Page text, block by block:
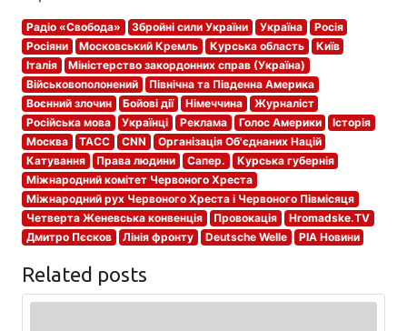
Радіо «Свобода» Збройні сили України Україна
Росія
Росіяни
Московський Кремль Курська область
Київ
Італія
Міністерство закордонних справ (Україна)
Військовополонений
Північна та Південна Америка
Воєнний злочин
Бойові дії Німеччина
Журналіст
Російська мова
Українці Реклама Голос Америки
Історія
Москва
ТАСС CNN
Організація Об'єднаних Націй
Катування
Права людини Сапер.
Курська губернія
Міжнародний комітет Червоного Хреста
Міжнародний рух Червоного Хреста і Червоного Півмісяця
Четверта Женевська конвенція
Провокація
Hromadske.TV
Дмитро Пєсков
Лінія фронту Deutsche Welle РІА Новини
Related posts